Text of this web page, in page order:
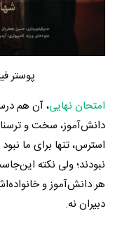
پوستر
امتحان نهایی، آن هم
دانش‌آموز، سخت و
استرس، تنها برای ما
نبودند؛ ولی نکته
هر دانش‌آموز و
دبیران نه.